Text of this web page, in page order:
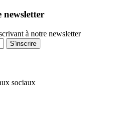
newsletter
à notre newsletter
S'inscrire
sociaux